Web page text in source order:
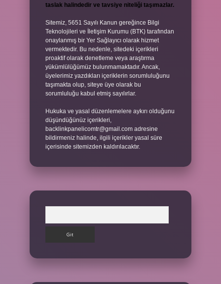
taslak halindedir ve tavsiye niteliği taşımazlar.
Sitemiz, 5651 Sayılı Kanun gereğince Bilgi
Teknolojileri ve İletişim Kurumu (BTK) tarafından
onaylanmış bir Yer Sağlayıcı olarak hizmet
vermektedir. Bu nedenle, sitedeki içerikleri
proaktif olarak denetleme veya araştırma
yükümlülüğümüz bulunmamaktadır. Ancak,
üyelerimiz yazdıkları içeriklerin sorumluluğunu
taşımakta olup, siteye üye olarak bu
sorumluluğu kabul etmiş sayılırlar.
Hukuka ve yasal düzenlemelere aykırı olduğunu
düşündüğünüz içerikleri,
backlinkpanelicomtr@gmail.com adresine
bildirmeniz halinde, ilgili içerikler yasal süre
içerisinde sitemizden kaldırılacaktır.